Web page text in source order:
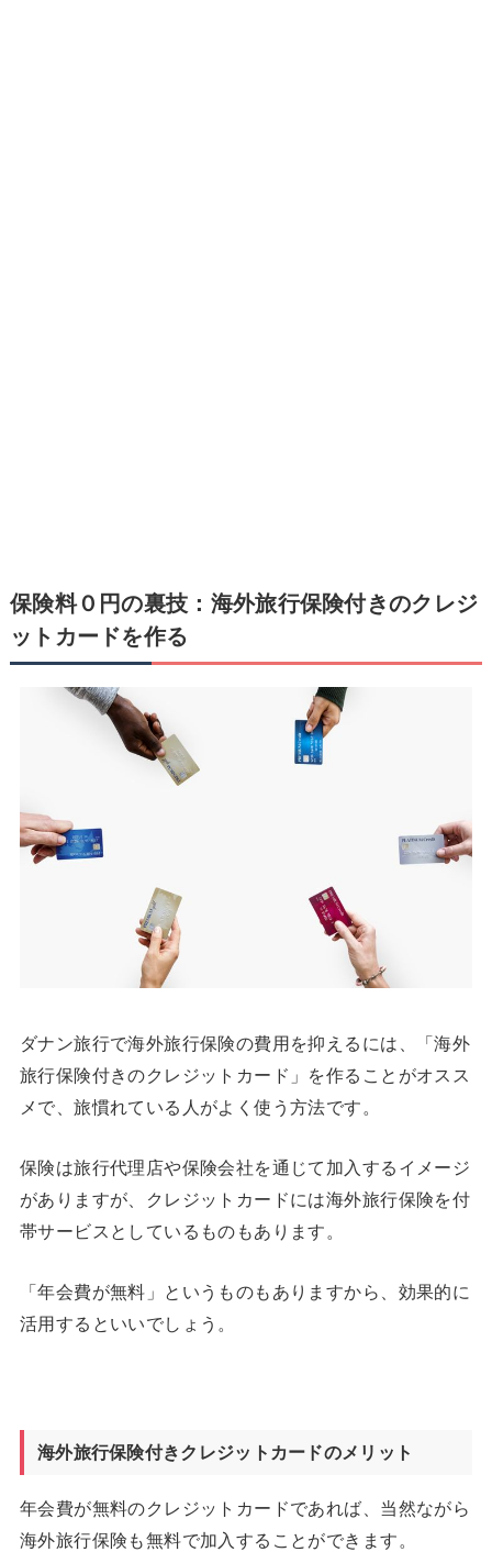
保険料０円の裏技：海外旅行保険付きのクレジ
ットカードを作る
ダナン旅行で海外旅行保険の費用を抑えるには、「海外
旅行保険付きのクレジットカード」を作ることがオスス
メで、旅慣れている人がよく使う方法です。
保険は旅行代理店や保険会社を通じて加入するイメージ
がありますが、クレジットカードには海外旅行保険を付
帯サービスとしているものもあります。
「年会費が無料」というものもありますから、効果的に
活用するといいでしょう。
海外旅行保険付きクレジットカードのメリット
年会費が無料のクレジットカードであれば、当然ながら
海外旅行保険も無料で加入することができます。